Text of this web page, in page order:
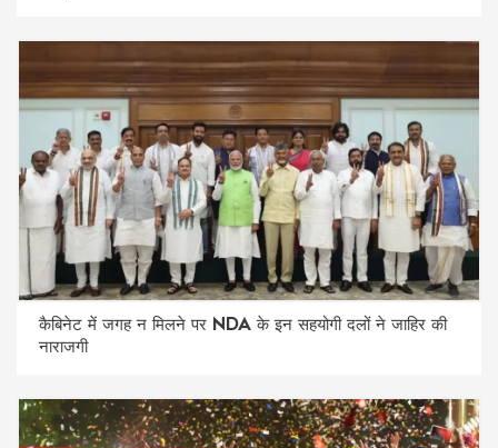
कैबिनेट में जगह न मिलने पर NDA के इन सहयोगी दलों ने जाहिर की
नाराजगी